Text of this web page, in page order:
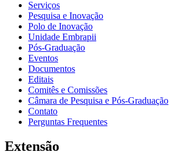
Serviços
Pesquisa e Inovação
Polo de Inovação
Unidade Embrapii
Pós-Graduação
Eventos
Documentos
Editais
Comitês e Comissões
Câmara de Pesquisa e Pós-Graduação
Contato
Perguntas Frequentes
Extensão